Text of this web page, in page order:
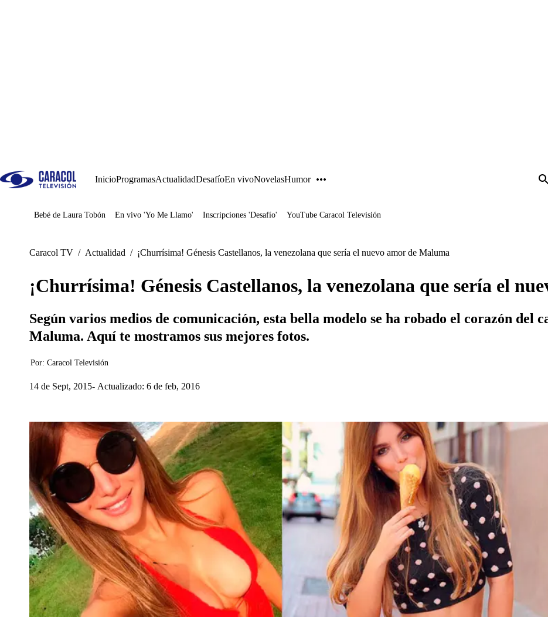
InicioProgramasActualidadDesafíoEn vivoNovelasHumor
Juegos
Bebé de Laura Tobón En vivo 'Yo Me Llamo' Inscripciones 'Desafío' YouTube Caracol Televisión
Caracol TV / Actualidad / ¡Churrísima! Génesis Castellanos, la venezolana que sería el nuevo amor de Maluma
¡Churrísima! Génesis Castellanos, la venezolana que sería el
Según varios medios de comunicación, esta bella modelo se ha robado el corazón del
Maluma. Aquí te mostramos sus mejores fotos.
Por: Caracol Televisión
14 de Sept, 2015 Actualizado: 6 de feb, 2016